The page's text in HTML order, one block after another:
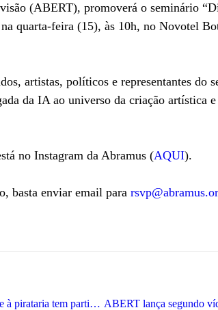
(ABERT), promoverá o seminário
quarta-feira (15), às 10h, no Novotel
artistas, políticos e representantes do
da IA ao universo da criação artística
no Instagram da Abramus (AQUI).
basta enviar email para
RioMarket 2025: Combate à pirataria tem participação da ABERT